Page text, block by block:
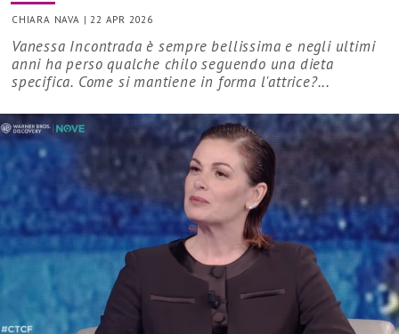
CHIARA NAVA |22 APR 2026
Vanessa Incontrada è sempre bellissima e negli ultimi
anni ha perso qualche chilo seguendo una dieta
specifica. Come si mantiene in forma l'attrice?...